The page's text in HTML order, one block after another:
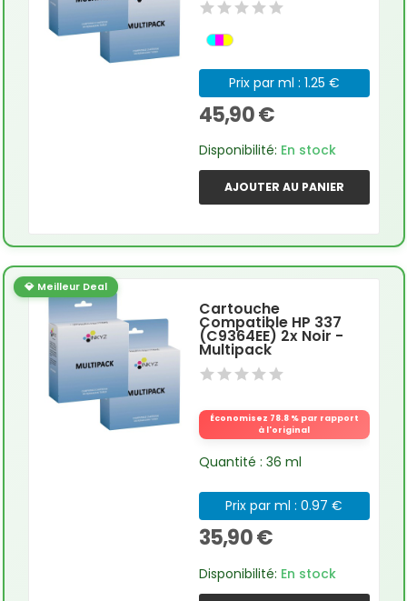
Prix par ml : 1.25 €
45,90 €
Disponibilité: En stock
AJOUTER AU PANIER
💎 Meilleur Deal
Cartouche
Compatible HP 337
(C9364EE) 2x Noir -
Multipack
Économisez 78.8 % par rapport
à l'original
Quantité : 36 ml
Prix par ml : 0.97 €
35,90 €
Disponibilité: En stock